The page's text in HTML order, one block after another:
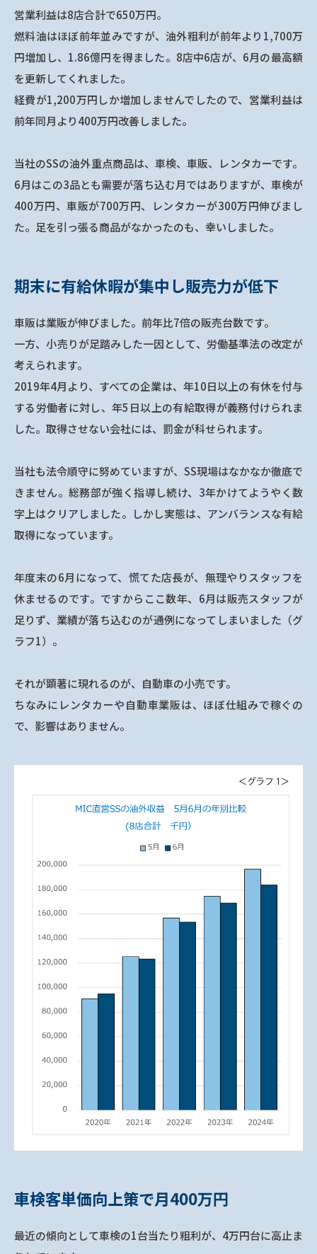
営業利益は8店合計で650万円。
燃料油はほぼ前年並みですが、油外粗利が前年より1,700万
円増加し、1.86億円を得ました。8店中6店が、6月の最高額
を更新してくれました。
経費が1,200万円しか増加しませんでしたので、営業利益は
前年同月より400万円改善しました。
当社のSSの油外重点商品は、車検、車販、レンタカーです。
6月はこの3品とも需要が落ち込む月ではありますが、車検が
400万円、車販が700万円、レンタカーが300万円伸びまし
た。足を引っ張る商品がなかったのも、幸いしました。
期末に有給休暇が集中し販売力が低下
車販は業販が伸びました。前年比7倍の販売台数です。
一方、小売りが足踏みした一因として、労働基準法の改定が
考えられます。
2019年4月より、すべての企業は、年10日以上の有休を付与
する労働者に対し、年5日以上の有給取得が義務付けられま
した。取得させない会社には、罰金が科せられます。
当社も法令順守に努めていますが、SS現場はなかなか徹底で
きません。総務部が強く指導し続け、3年かけてようやく数
字上はクリアしました。しかし実態は、アンバランスな有給
取得になっています。
年度末の6月になって、慌てた店長が、無理やりスタッフを
休ませるのです。ですからここ数年、6月は販売スタッフが
足りず、業績が落ち込むのが通例になってしまいました（グ
ラフ1）。
それが顕著に現れるのが、自動車の小売です。
ちなみにレンタカーや自動車業販は、ほぼ仕組みで稼ぐの
で、影響はありません。
車検客単価向上策で月400万円
最近の傾向として車検の1台当たり粗利が、4万円台に高止ま